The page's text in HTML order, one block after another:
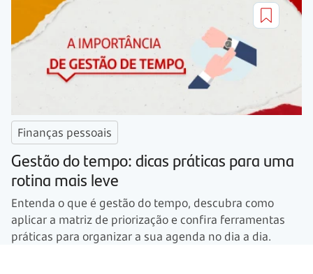
Finanças pessoais
Gestão do tempo: dicas práticas para uma
rotina mais leve
Entenda o que é gestão do tempo, descubra como
aplicar a matriz de priorização e confira ferramentas
práticas para organizar a sua agenda no dia a dia.